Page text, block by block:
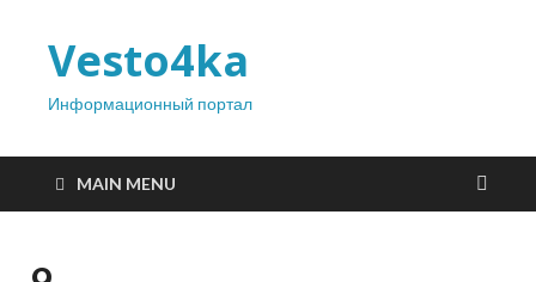
Vesto4ka
Информационный портал
MAIN MENU